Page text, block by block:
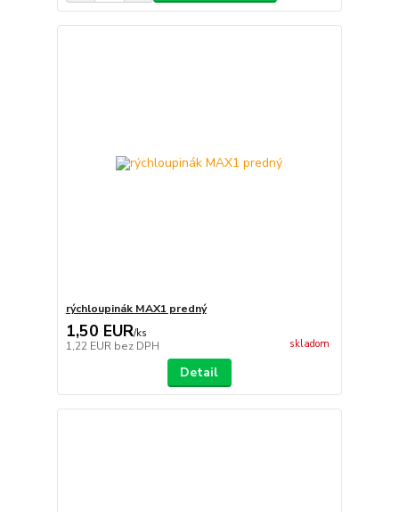
rýchloupinák MAX1 predný
1,50 EUR/ks
1,22 EUR bez DPH skladom
Detail